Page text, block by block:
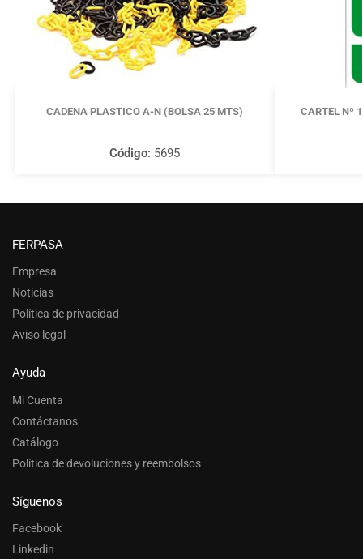
CADENA PLASTICO A-N (BOLSA 25 MTS)
Código: 5695
CARTEL Nº
FERPASA
Empresa
Noticias
Política de privacidad
Aviso legal
Ayuda
Mi Cuenta
Contáctanos
Catálogo
Política de devoluciones y reembolsos
Síguenos
Facebook
Linkedin